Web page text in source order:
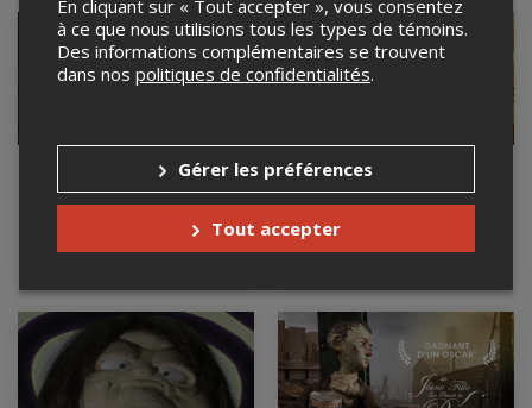
Menstruosités
6 août 2026, 20h00
Programme 2 :
Jeune public
7 août 2026, 13h00
Hôtel du Jardin, Saint-
En cliquant sur « Tout accepter », vous consentez
à ce que nous utilisions tous les types de témoins.
Des informations complémentaires se trouvent
dans nos politiques de confidentialités.
Gérer les préférences
Tout accepter